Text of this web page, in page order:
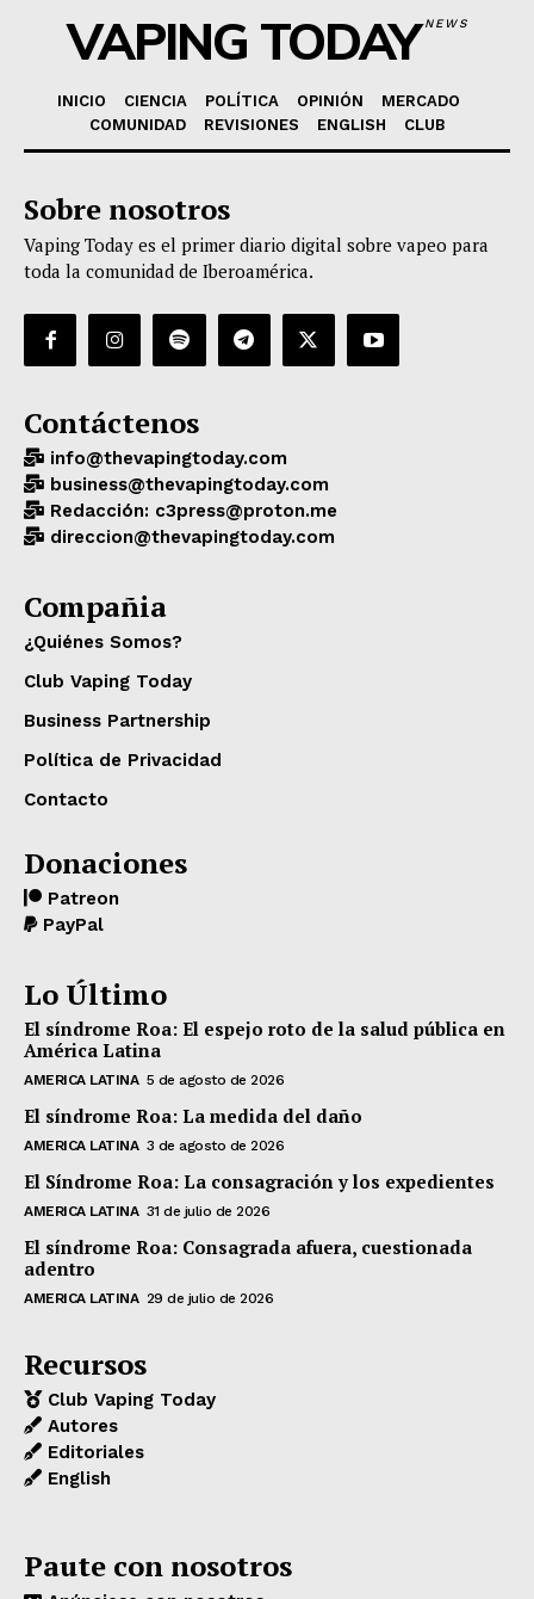
VAPING TODAYNEWS
INICIO CIENCIA POLÍTICA OPINIÓN
MERCADO
COMUNIDAD
REVISIONES ENGLISH CLUB
Sobre nosotros
Vaping Today es el primer diario digital sobre vapeo para
toda la comunidad de Iberoamérica.
Contáctenos
info@thevapingtoday.com
business@thevapingtoday.com
Redacción: c3press@proton.me
direccion@thevapingtoday.com
Compañia
¿Quiénes Somos?
Club Vaping Today
Business Partnership
Política de Privacidad
Contacto
Donaciones
Patreon
PayPal
Lo Último
El síndrome Roa: El espejo roto de la salud pública en
América Latina
AMERICA LATINA 5 de agosto de 2026
El síndrome Roa: La medida del daño
AMERICA LATINA 3 de agosto de 2026
El Síndrome Roa: La consagración y los expedientes
AMERICA LATINA 31 de julio de 2026
El síndrome Roa: Consagrada afuera, cuestionada
adentro
AMERICA LATINA 29 de julio de 2026
Recursos
Club Vaping Today
Autores
Editoriales
English
Paute con nosotros